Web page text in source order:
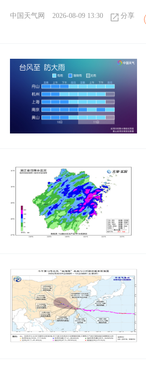
中国天气网 2026-08-09 13:30 分享